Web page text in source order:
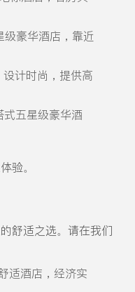
级豪华酒店，靠近
设计时尚，提供高
式五星级豪华酒
验。
舒适之选。请在我们
适酒店，经济实